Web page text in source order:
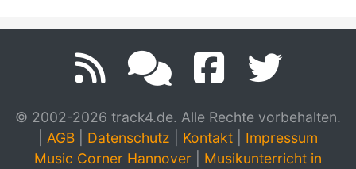
© 2002-2026 track4.de. Alle Rechte vorbehalten.
AGB Datenschutz Kontakt
Impressum
Music Corner Hannover
Musikunterricht in